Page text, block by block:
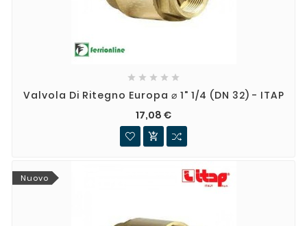
    
Valvola Di Ritegno Europa ⌀ 1" 1/4 (DN 32) - ITAP
17,08 €

Nuovo